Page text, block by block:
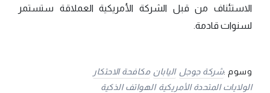
الاستئناف من قبل الشركة الأمريكية العملاقة ستستمر
لسنوات قادمة.
وسوم :شركة جوجل اليابان مكافحة الاحتكار
الولايات المتحدة الأمريكية الهواتف الذكية